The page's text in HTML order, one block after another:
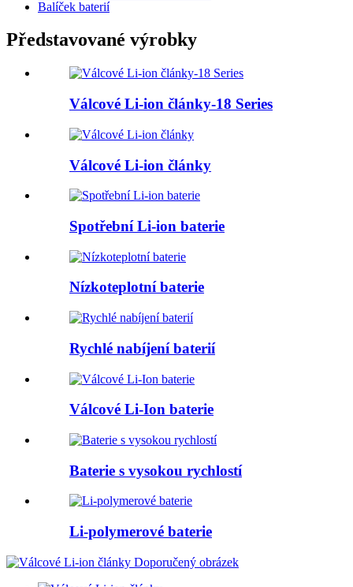
Balíček baterií
Představované výrobky
Válcové Li-ion články-18 Series
Válcové Li-ion články
Spotřební Li-ion baterie
Nízkoteplotní baterie
Rychlé nabíjení baterií
Válcové Li-Ion baterie
Baterie s vysokou rychlostí
Li-polymerové baterie